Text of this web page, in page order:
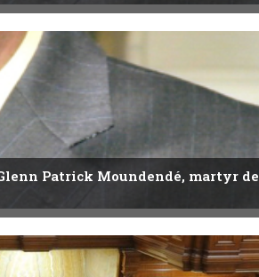
Patrick Moundendé, martyr de